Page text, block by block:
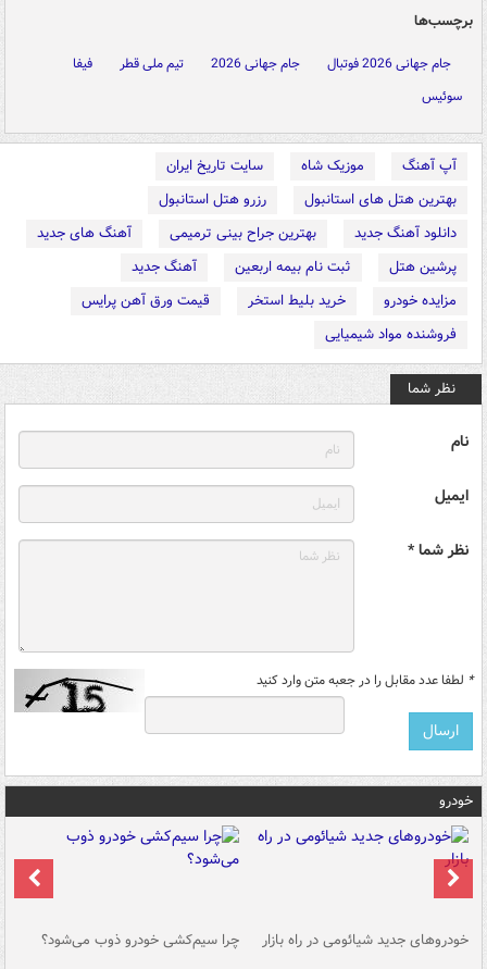
برچسب‌ها
جام جهانی 2026 فوتبال جام جهانی 2026 تیم ملی قطر
فیفا
سوئیس
آپ آهنگ موزیک شاه
سایت تاریخ ایران
بهترین هتل های استانبول
رزرو هتل استانبول
دانلود آهنگ جدید
بهترین جراح بینی ترمیمی
آهنگ های جدید
پرشین هتل
ثبت نام بیمه اربعین
آهنگ جدید
مزایده خودرو
خرید بلیط استخر
قیمت ورق آهن پرایس
فروشنده مواد شیمیایی
نظر شما
نام
ایمیل
نظر شما *
* لطفا عدد مقابل را در جعبه متن وارد کنید
خودرو
خودروهای جدید شیائومی در راه بازار چرا سیم‌کشی خودرو ذوب می‌شود؟